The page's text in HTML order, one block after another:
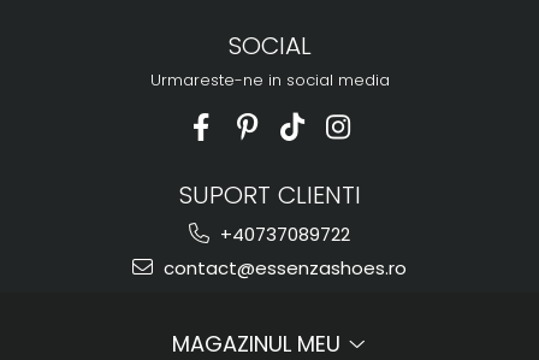
SOCIAL
Urmareste-ne in social media
SUPORT CLIENTI
+40737089722
contact@essenzashoes.ro
MAGAZINUL MEU